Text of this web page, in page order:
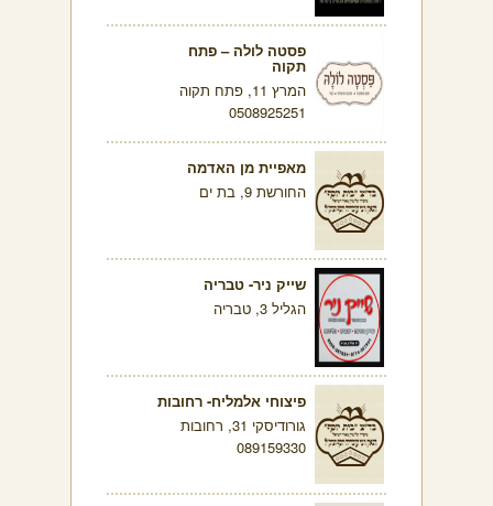
פסטה לולה – פתח
תקוה
המרץ 11, פתח תקוה
0508925251
מאפיית מן האדמה
החורשת 9, בת ים
שייק ניר- טבריה
הגליל 3, טבריה
פיצוחי אלמליח- רחובות
גורודיסקי 31, רחובות
089159330